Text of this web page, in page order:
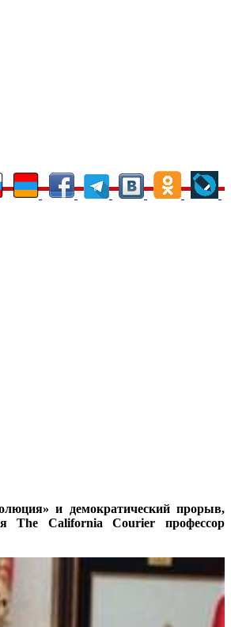
и демократический прорыв,
The California Courier профессор